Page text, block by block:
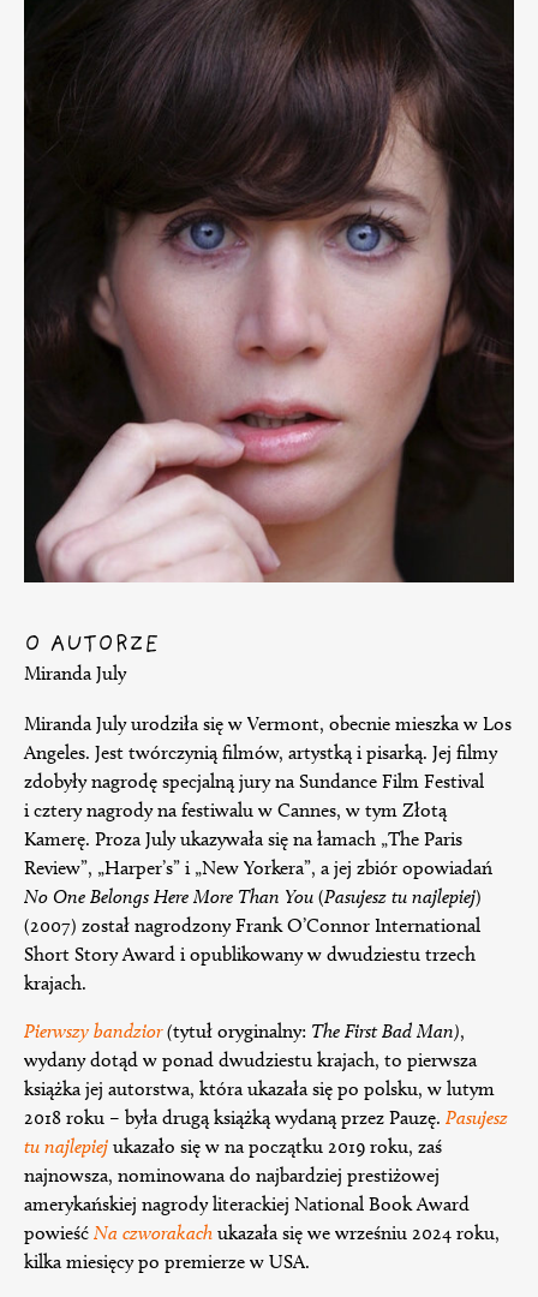
O AUTORZE
Miranda July
Miranda July urodziła się w Vermont, obecnie mieszka w Los
Angeles. Jest twórczynią filmów, artystką i pisarką. Jej filmy
zdobyły nagrodę specjalną jury na Sundance Film Festival
i cztery nagrody na festiwalu w Cannes, w tym Złotą
Kamerę. Proza July ukazywała się na łamach „The Paris
Review”, „Harper’s” i „New Yorkera”, a jej zbiór opowiadań
No One Belongs Here More Than You (Pasujesz tu najlepiej)
(2007) został nagrodzony Frank O’Connor International
Short Story Award i opublikowany w dwudziestu trzech
krajach.
Pierwszy bandzior(tytuł oryginalny: The First Bad Man),
wydany dotąd w ponad dwudziestu krajach, to pierwsza
książka jej autorstwa, która ukazała się po polsku, w lutym
2018 roku – była drugą książką wydaną przez Pauzę. Pasujesz
tu najlepiej ukazało się w na początku 2019 roku, zaś
najnowsza, nominowana do najbardziej prestiżowej
amerykańskiej nagrody literackiej National Book Award
powieść Na czworakach ukazała się we wrześniu 2024 roku,
kilka miesięcy po premierze w USA.